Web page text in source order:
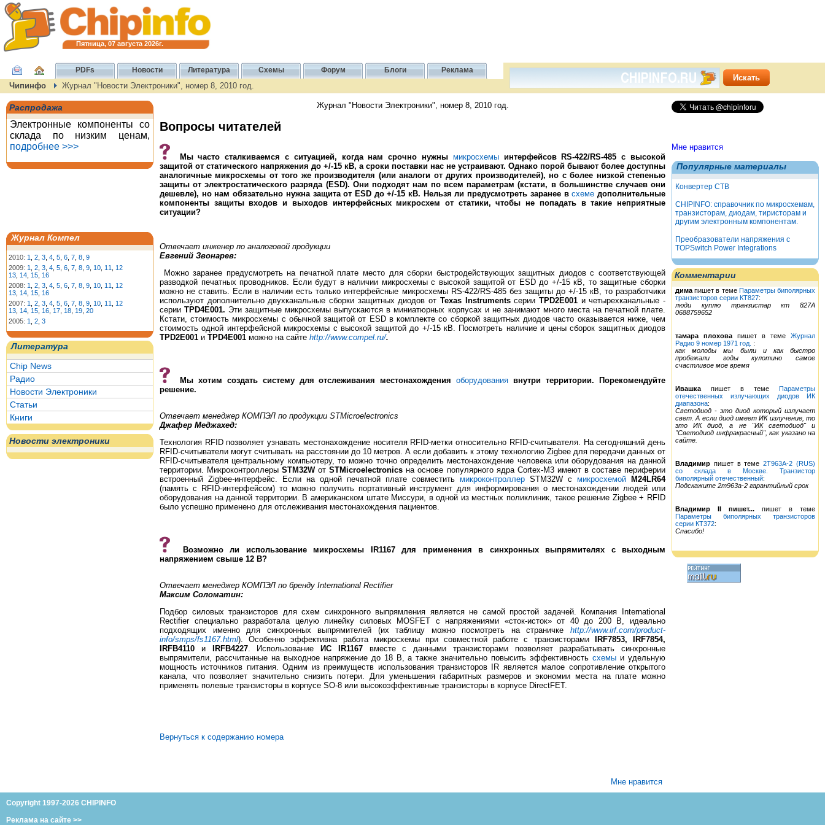
Пятница, 07 августа 2026г.
PDFs Новости Литература Схемы Форум Блоги Реклама
Чипинфо Журнал "Новости Электроники", номер 8, 2010 год.
Распродажа
Электронные компоненты со
склада по низким ценам,
подробнее >>>
Журнал Компел
2010: 1 2 3 4 5 6 7 8 9
2009: 1 2 3 4 5 6 7 8 9 10 11
12
13 14 15 16
2008: 1 2 3 4 5 6 7 8 9 10 11
12
13 14 15 16
2007: 1 2 3 4 5 6 7 8 9 10 11
12
13 14 15 16 17 18 19 20
2005: 1 2 3
Литература
Chip News
Радио
Новости Электроники
Статьи
Книги
Новости электроники
Мне нравится
Популярные материалы
Конвертер СТВ
CHIPINFO: справочник по микросхемам,
транзисторам, диодам, тиристорам и
другим электронным компонентам.
Преобразователи напряжения с
TOPSwitch Power Integrations
Комментарии
дима пишет в теме Параметры биполярных
транзисторов серии КТ827:
люди куплю транзистар кт 827А
0688759652
тамара плохова пишет в теме Журнал
Радио 9 номер 1971 год. :
как молоды мы были и как быстро
пробежали годы кулотино самое
счастливое мое время
Ивашка пишет в теме Параметры
отечественных излучающих диодов ИК
диапазона:
Светодиод - это диод который излучает
свет. А если диод имеет ИК излучение, то
это ИК диод, а не "ИК светодиод" и
"Светодиод инфракрасный", как указано на
сайте.
Владимир пишет в теме2Т963А-2 (RUS)
со склада в Москве. Транзистор
биполярный отечественный:
Подскажите 2т963а-2 гарантийный срок
Владимир II пишет... пишет в теме
Параметры биполярных транзисторов
серии КТ372:
Спасибо!
Журнал "Новости Электроники", номер 8, 2010 год.
Вопросы читателей
Мы часто сталкиваемся с ситуацией, когда нам срочно нужны микросхемыинтерфейсов RS-422/RS-485 с высокой
защитой от статического напряжения до +/-15 кВ, а сроки поставки нас не устраивают. Однако порой бывают более доступны
аналогичные микросхемы от того же производителя (или аналоги от других производителей), но с более низкой степенью
защиты от электростатического разряда (ESD). Они подходят нам по всем параметрам (кстати, в большинстве случаев они
дешевле), но нам обязательно нужна защита от ESD до +/-15 кВ. Нельзя ли предусмотреть заранее всхеме дополнительные
компоненты защиты входов и выходов интерфейсных микросхем от статики, чтобы не попадать в такие неприятные
ситуации?
Отвечает инженер по аналоговой продукции
Евгений Звонарев:
Можно заранее предусмотреть на печатной плате место для сборки быстродействующих защитных диодов с соответствующей
разводкой печатных проводников. Если будут в наличии микросхемы с высокой защитой от ESD до +/-15 кВ, то защитные сборки
можно не ставить. Если в наличии есть только интерфейсные микросхемы RS-422/RS-485 без защиты до +/-15 кВ, то разработчики
используют дополнительно двухканальные сборки защитных диодов от Texas Instrumentsсерии TPD2E001и четырехканальные -
серииTPD4E001. Эти защитные микросхемы выпускаются в миниатюрных корпусах и не занимают много места на печатной плате.
Кстати, стоимость микросхемы с обычной защитой от ESD в комплекте со сборкой защитных диодов часто оказывается ниже, чем
стоимость одной интерфейсной микросхемы с высокой защитой до +/-15 кВ. Посмотреть наличие и цены сборок защитных диодов
TPD2E001 и TPD4E001 можно на сайте http://www.compel.ru/.
Мы хотим создать систему для отслеживания местонахожденияоборудования внутри территории. Порекомендуйте
решение.
Отвечает менеджер КОМПЭЛ по продукции STMicroelectronics
Джафер Меджахед:
Технология RFID позволяет узнавать местонахождение носителя RFID-метки относительно RFID-считывателя. На сегодняшний день
RFID-считыватели могут считывать на расстоянии до 10 метров. А если добавить к этому технологию Zigbee для передачи данных от
RFID-считывателя центральному компьютеру, то можно точно определить местонахождение человека или оборудования на данной
территории. МикроконтроллерыSTM32WотSTMicroelectronicsна основе популярного ядра Cortex-M3 имеют в составе периферии
встроенный Zigbee-интерфейс. Если на одной печатной плате совместить микроконтроллер STM32W с микросхемой
M24LR64
(память с RFID-интерфейсом) то можно получить портативный инструмент для информирования о местонахождении людей или
оборудования на данной территории. В американском штате Миссури, в одной из местных поликлиник, такое решение Zigbee + RFID
было успешно применено для отслеживания местонахождения пациентов.
Возможно ли использование микросхемы IR1167 для применения в синхронных выпрямителях с выходным
напряжением свыше 12 В?
Отвечает менеджер КОМПЭЛ по бренду International Rectifier
Максим Соломатин:
Подбор силовых транзисторов для схем синхронного выпрямления является не самой простой задачей. Компания International
Rectifier специально разработала целую линейку силовых MOSFET с напряжениями «сток-исток» от 40 до 200 В, идеально
подходящих именно для синхронных выпрямителей (их таблицу можно посмотреть на страничке http://www.irf.com/product-
info/smps/fs1167.html). Особенно эффективна работа микросхемы при совместной работе с транзисторами
IRF7853, IRF7854,
IRFB4110 и IRFB4227. Использование ИС IR1167 вместе с данными транзисторами позволяет разрабатывать синхронные
выпрямители, рассчитанные на выходное напряжение до 18 В, а также значительно повысить эффективностьсхемы и удельную
мощность источников питания. Одним из преимуществ использования транзисторов IR является малое сопротивление открытого
канала, что позволяет значительно снизить потери. Для уменьшения габаритных размеров и экономии места на плате можно
применять полевые транзисторы в корпусе SO-8 или высокоэффективные транзисторы в корпусе DirectFET.
Вернуться к содержанию номера
Мне нравится
Copyright 1997-2026 CHIPINFO
Реклама на сайте >>